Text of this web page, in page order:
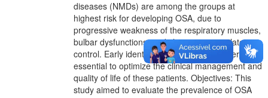
diseases (NMDs) are among the groups at
highest risk for developing OSA, due to
progressive weakness of the respiratory muscles,
bulbar dysfunctions, and changes in ventilatory
control. Early identification of these disorders is
essential to optimize the clinical management and
quality of life of these patients. Objectives: This
study aimed to evaluate the prevalence of OSA